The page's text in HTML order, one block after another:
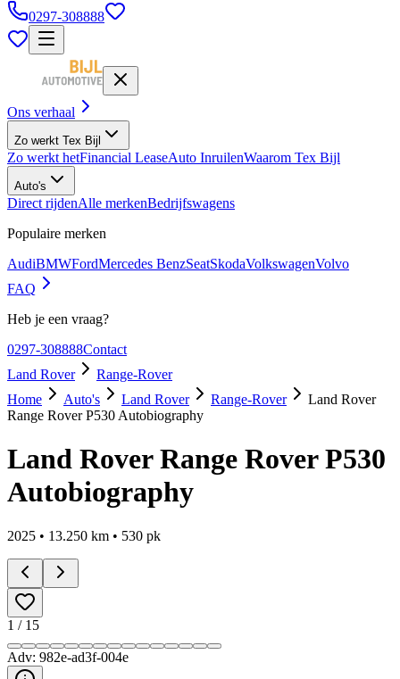
0297-308888
Ons verhaal
Zo werkt Tex Bijl
Zo werkt hetFinancial LeaseAuto InruilenWaarom Tex Bijl
Auto's
Direct rijdenAlle merkenBedrijfswagens
Populaire merken
AudiBMWFordMercedes BenzSeatSkodaVolkswagenVolvo
FAQ
Heb je een vraag?
0297-308888Contact
Land Rover
Range-Rover
Home
Auto's Land Rover Range-Rover
Land Rover
Range Rover P530 Autobiography
Land Rover Range Rover P530
Autobiography
2025 • 13.250 km • 530 pk
1 / 15
Adv: 982e-ad3f-004e